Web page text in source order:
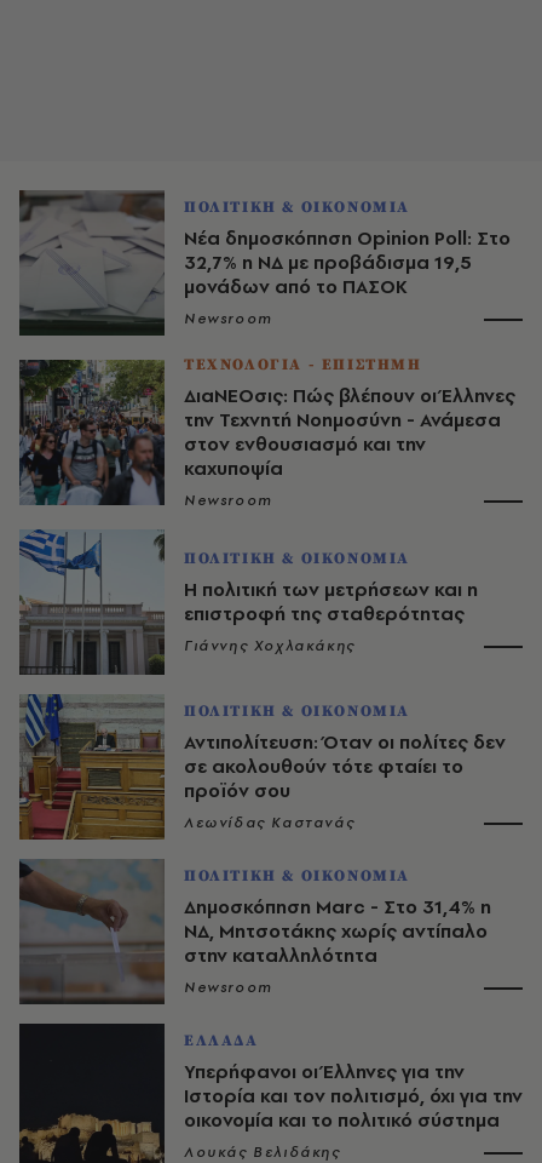
ΠΟΛΙΤΙΚΗ & ΟΙΚΟΝΟΜΙΑ
Νέα δημοσκόπηση Opinion Poll: Στο
32,7% η ΝΔ με προβάδισμα 19,5
μονάδων από το ΠΑΣΟΚ
Newsroom
ΤΕΧΝΟΛΟΓΙΑ - ΕΠΙΣΤΗΜΗ
ΔιαΝΕΟσις: Πώς βλέπουν οι Έλληνες
την Τεχνητή Νοημοσύνη - Ανάμεσα
στον ενθουσιασμό και την
καχυποψία
Newsroom
ΠΟΛΙΤΙΚΗ & ΟΙΚΟΝΟΜΙΑ
Η πολιτική των μετρήσεων και η
επιστροφή της σταθερότητας
Γιάννης Χοχλακάκης
ΠΟΛΙΤΙΚΗ & ΟΙΚΟΝΟΜΙΑ
Αντιπολίτευση: Όταν οι πολίτες δεν
σε ακολουθούν τότε φταίει το
προϊόν σου
Λεωνίδας Καστανάς
ΠΟΛΙΤΙΚΗ & ΟΙΚΟΝΟΜΙΑ
Δημοσκόπηση Marc - Στο 31,4% η
ΝΔ, Μητσοτάκης χωρίς αντίπαλο
στην καταλληλότητα
Newsroom
ΕΛΛΑΔΑ
Υπερήφανοι οι Έλληνες για την
Ιστορία και τον πολιτισμό, όχι για την
οικονομία και το πολιτικό σύστημα
Λουκάς Βελιδάκης